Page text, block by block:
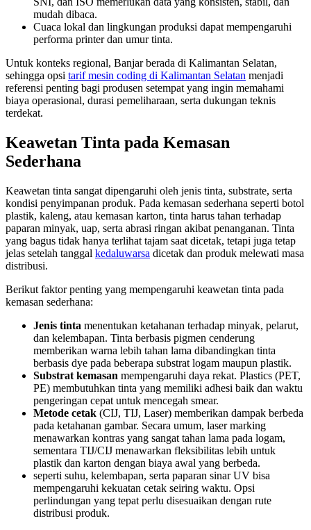
mudah dibaca.
Cuaca lokal dan lingkungan produksi dapat mempengaruhi
performa printer dan umur tinta.
Untuk konteks regional, Banjar berada di Kalimantan Selatan,
sehingga opsi tarif mesin coding di Kalimantan Selatan menjadi
referensi penting bagi produsen setempat yang ingin memahami
biaya operasional, durasi pemeliharaan, serta dukungan teknis
terdekat.
Keawetan Tinta pada Kemasan
Sederhana
Keawetan tinta sangat dipengaruhi oleh jenis tinta, substrate, serta
kondisi penyimpanan produk. Pada kemasan sederhana seperti botol
plastik, kaleng, atau kemasan karton, tinta harus tahan terhadap
paparan minyak, uap, serta abrasi ringan akibat penanganan. Tinta
yang bagus tidak hanya terlihat tajam saat dicetak, tetapi juga tetap
jelas setelah tanggal kedaluwarsa dicetak dan produk melewati masa
distribusi.
Berikut faktor penting yang mempengaruhi keawetan tinta pada
kemasan sederhana:
Jenis tinta menentukan ketahanan terhadap minyak, pelarut,
dan kelembapan. Tinta berbasis pigmen cenderung
memberikan warna lebih tahan lama dibandingkan tinta
berbasis dye pada beberapa substrat logam maupun plastik.
Substrat kemasan mempengaruhi daya rekat. Plastics (PET,
PE) membutuhkan tinta yang memiliki adhesi baik dan waktu
pengeringan cepat untuk mencegah smear.
Metode cetak (CIJ, TIJ, Laser) memberikan dampak berbeda
pada ketahanan gambar. Secara umum, laser marking
menawarkan kontras yang sangat tahan lama pada logam,
sementara TIJ/CIJ menawarkan fleksibilitas lebih untuk
plastik dan karton dengan biaya awal yang berbeda.
seperti suhu, kelembapan, serta paparan sinar UV bisa
mempengaruhi kekuatan cetak seiring waktu. Opsi
perlindungan yang tepat perlu disesuaikan dengan rute
distribusi produk.